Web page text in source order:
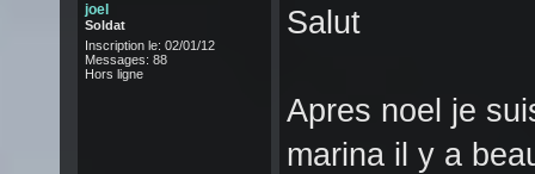
joel
Soldat
Inscription le: 02/01/12
Messages: 88
Hors ligne
Salut
Apres noel je
marina il y a